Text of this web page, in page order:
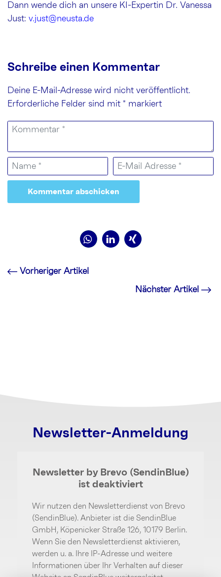
Dann wende dich an unsere KI-Expertin Dr. Vanessa
Just: v.just@neusta.de
Schreibe einen Kommentar
Deine E-Mail-Adresse wird nicht veröffentlicht.
Erforderliche Felder sind mit * markiert
Vorheriger Artikel
Nächster Artikel
Newsletter-Anmeldung
Newsletter by Brevo (SendinBlue)
ist deaktiviert
Wir nutzen den Newsletterdienst von Brevo
(SendinBlue). Anbieter ist die SendinBlue
GmbH, Köpenicker Straße 126, 10179 Berlin.
Wenn Sie den Newsletterdienst aktivieren,
werden u. a. Ihre IP-Adresse und weitere
Informationen über Ihr Verhalten auf dieser